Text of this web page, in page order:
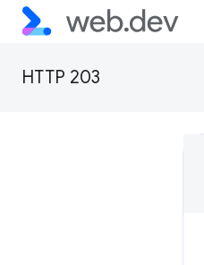
HTTP 203